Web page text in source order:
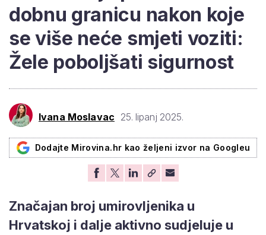
dobnu granicu nakon koje
se više neće smjeti voziti:
Žele poboljšati sigurnost
Ivana Moslavac 25. lipanj 2025.
Dodajte Mirovina.hr kao željeni izvor na Googleu
Značajan broj umirovljenika u
Hrvatskoj i dalje aktivno sudjeluje u